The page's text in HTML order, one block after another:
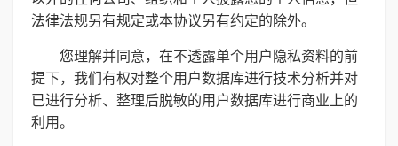
法律法规另有规定或本协议另有约定的除外。
您理解并同意，在不透露单个用户隐私资料的前
提下，我们有权对整个用户数据库进行技术分析并对
已进行分析、整理后脱敏的用户数据库进行商业上的
利用。